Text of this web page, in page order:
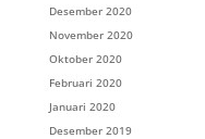
Desember 2020
November 2020
Oktober 2020
Februari 2020
Januari 2020
Desember 2019